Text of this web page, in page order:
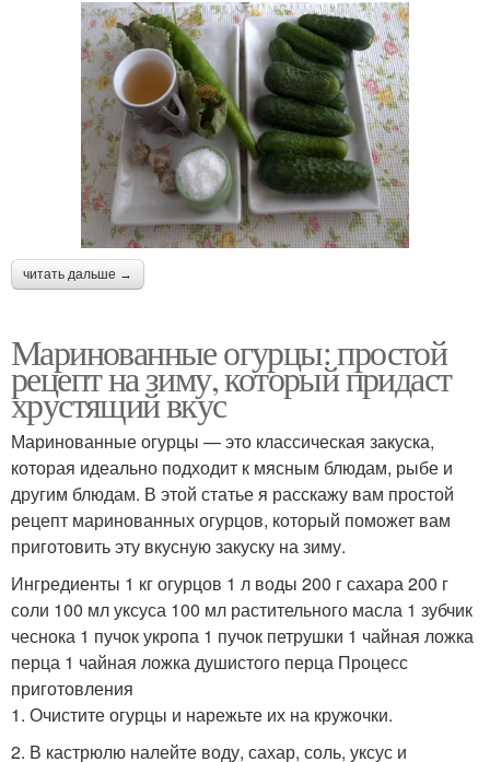
читать дальше →
Маринованные огурцы: простой
рецепт на зиму, который придаст
хрустящий вкус
Маринованные огурцы — это классическая закуска,
которая идеально подходит к мясным блюдам, рыбе и
другим блюдам. В этой статье я расскажу вам простой
рецепт маринованных огурцов, который поможет вам
приготовить эту вкусную закуску на зиму.
Ингредиенты 1 кг огурцов 1 л воды 200 г сахара 200 г
соли 100 мл уксуса 100 мл растительного масла 1 зубчик
чеснока 1 пучок укропа 1 пучок петрушки 1 чайная ложка
перца 1 чайная ложка душистого перца Процесс
приготовления
1. Очистите огурцы и нарежьте их на кружочки.
2. В кастрюлю налейте воду, сахар, соль, уксус и